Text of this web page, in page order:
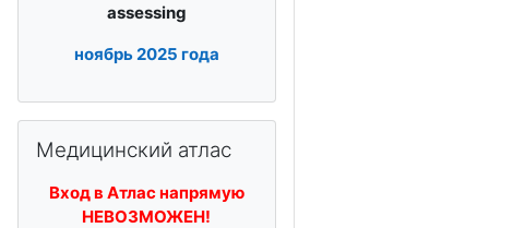
assessing
ноябрь2025 года
Медицинский атлас
Вход в Атлас напрямую
НЕВОЗМОЖЕН!